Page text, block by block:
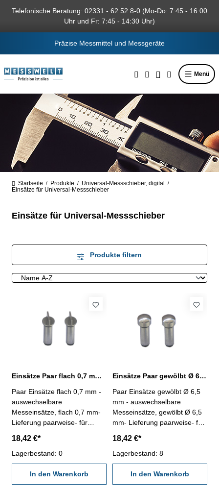
springen
Telefonische Beratung: 02331 - 62 52 8-0 (Mo-Do: 7:45 - 16:00
Uhr und Fr: 7:45 - 14:30 Uhr)
Präzise Messmittel und Messgeräte
Menü
Startseite / Produkte / Universal-Messschieber, digital /
Einsätze für Universal-Messschieber
Einsätze für Universal-Messschieber
Produkte filtern
Einsätze Paar flach 0,7 mm mit 5 mm Schaft
Paar Einsätze flach 0,7 mm -
auswechselbare
Messeinsätze, flach 0,7 mm-
Lieferung paarweise- für
Aufnahme / Schaft 5 mm
18,42 €*
Lagerbestand: 0
In den Warenkorb
Einsätze Paar gewölbt Ø 6,5 mm mit 5 mm Schaft
Paar Einsätze gewölbt Ø 6,5
mm - auswechselbare
Messeinsätze, gewölbt Ø 6,5
mm- Lieferung paarweise- für
Aufnahme / Schaft 5 mm
18,42 €*
Lagerbestand: 8
In den Warenkorb